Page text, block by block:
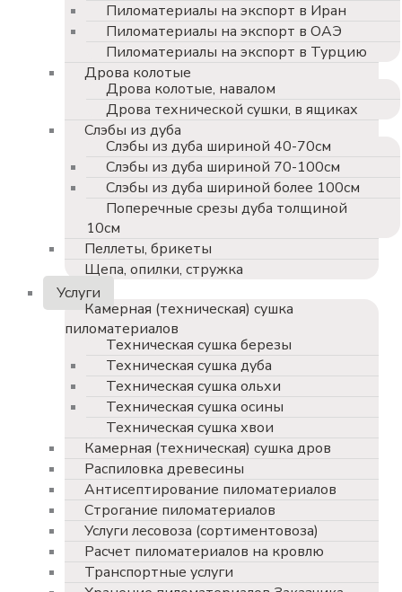
Пиломатериалы на экспорт в Иран
Пиломатериалы на экспорт в ОАЭ
Пиломатериалы на экспорт в Турцию
Дрова колотые
Дрова колотые, навалом
Дрова технической сушки, в ящиках
Слэбы из дуба
Слэбы из дуба шириной 40-70см
Слэбы из дуба шириной 70-100см
Слэбы из дуба шириной более 100см
Поперечные срезы дуба толщиной
10см
Пеллеты, брикеты
Щепа, опилки, стружка
Услуги
Камерная (техническая) сушка
пиломатериалов
Техническая сушка березы
Техническая сушка дуба
Техническая сушка ольхи
Техническая сушка осины
Техническая сушка хвои
Камерная (техническая) сушка дров
Распиловка древесины
Антисептирование пиломатериалов
Строгание пиломатериалов
Услуги лесовоза (сортиментовоза)
Расчет пиломатериалов на кровлю
Транспортные услуги